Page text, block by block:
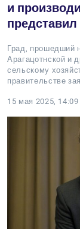
и
Град, прошедший
Арагацотнской и
сельскому
правительстве
15 мая 2025, 14:09